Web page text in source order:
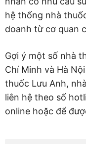
hệ thống nhà
doanh từ cơ quan
Gợi ý một số nhà
Chí Minh và Hà
thuốc Lưu Anh,
liên hệ theo số
online hoặc để